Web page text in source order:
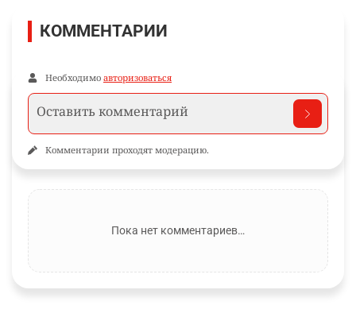
КОММЕНТАРИИ
Необходимо авторизоваться
Комментарии проходят модерацию.
Пока нет комментариев…